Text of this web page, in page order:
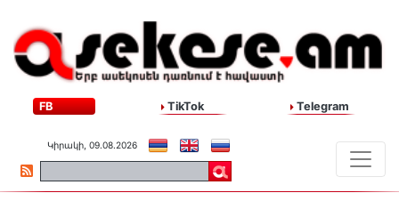
FB TikTok Telegram
Կիրակի, 09.08.2026